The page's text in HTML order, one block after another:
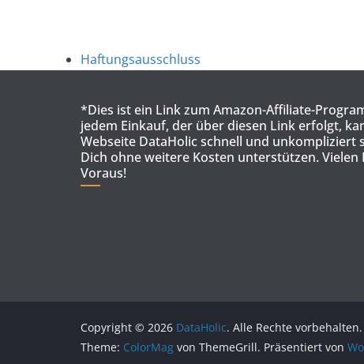
Haftungsausschluss
*Dies ist ein Link zum Amazon-Affiliate-
jedem Einkauf, der über diesen Link erfolgt,
Webseite DataHolic schnell und unkompliziert
Dich ohne weitere Kosten unterstützen. Vielen
Voraus!
Copyright © 2026 DataHolic. Alle Rechte vorbehalten.
Theme: ColorMag von ThemeGrill. Präsentiert von